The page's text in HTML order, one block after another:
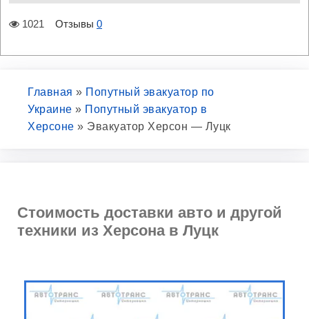
1021 Отзывы 0
Главная » Попутный эвакуатор по
Украине » Попутный эвакуатор в
Херсоне » Эвакуатор Херсон — Луцк
Стоимость доставки авто и другой
техники из Херсона в Луцк